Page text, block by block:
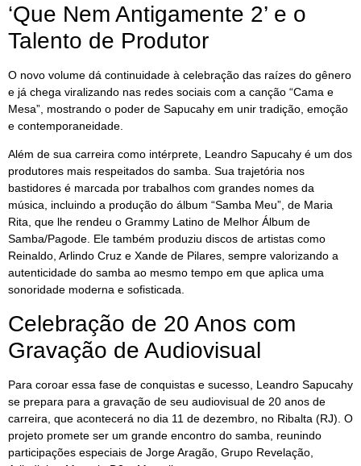
‘Que Nem Antigamente 2’ e o
Talento de Produtor
O novo volume dá continuidade à celebração das raízes do gênero
e já chega viralizando nas redes sociais com a canção “Cama e
Mesa”, mostrando o poder de Sapucahy em unir tradição, emoção
e contemporaneidade.
Além de sua carreira como intérprete, Leandro Sapucahy é um dos
produtores mais respeitados do samba. Sua trajetória nos
bastidores é marcada por trabalhos com grandes nomes da
música, incluindo a produção do álbum “Samba Meu”, de Maria
Rita, que lhe rendeu o Grammy Latino de Melhor Álbum de
Samba/Pagode. Ele também produziu discos de artistas como
Reinaldo, Arlindo Cruz e Xande de Pilares, sempre valorizando a
autenticidade do samba ao mesmo tempo em que aplica uma
sonoridade moderna e sofisticada.
Celebração de 20 Anos com
Gravação de Audiovisual
Para coroar essa fase de conquistas e sucesso, Leandro Sapucahy
se prepara para a gravação de seu audiovisual de 20 anos de
carreira, que acontecerá no dia 11 de dezembro, no Ribalta (RJ). O
projeto promete ser um grande encontro do samba, reunindo
participações especiais de Jorge Aragão, Grupo Revelação,